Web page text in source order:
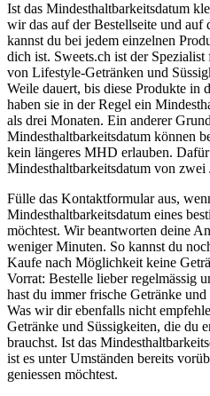
Ist das Mindesthaltbarkeitsdatum
wir das auf der Bestellseite und auf
kannst du bei jedem einzelnen
dich ist. Sweets.ch ist der
von Lifestyle-Getränken und
Weile dauert, bis diese Produkte in
haben sie in der Regel ein
als drei Monaten. Ein anderer
Mindesthaltbarkeitsdatum können
kein längeres MHD erlauben.
Mindesthaltbarkeitsdatum von zwei
Fülle das Kontaktformular aus,
Mindesthaltbarkeitsdatum eines
möchtest. Wir beantworten deine
weniger Minuten. So kannst du
Kaufe nach Möglichkeit keine
Vorrat: Bestelle lieber regelmässig
hast du immer frische Getränke
Was wir dir ebenfalls nicht
Getränke und Süssigkeiten, die du
brauchst. Ist das
ist es unter Umständen bereits
geniessen möchtest.